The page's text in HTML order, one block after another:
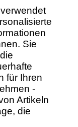
Sie
für Ihren
-
Artikeln
die